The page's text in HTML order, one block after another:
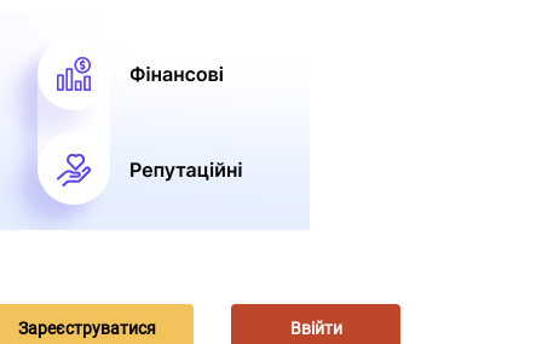
Зареєструватися Ввійти